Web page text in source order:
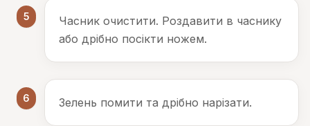
5
Часник очистити. Роздавити в часнику
або дрібно посікти ножем.
6 Зелень помити та дрібно нарізати.